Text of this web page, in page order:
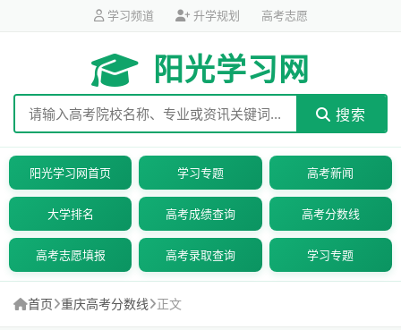
学习频道 升学规划 高考志愿
阳光学习网
搜索
阳光学习网首页 学习专题 高考新闻
大学排名 高考成绩查询 高考分数线
高考志愿填报 高考录取查询 学习专题
首页 重庆高考分数线 正文